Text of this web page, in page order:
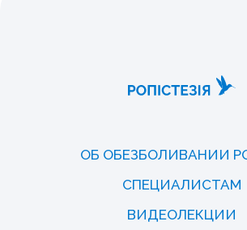
ОБ ОБЕЗБОЛИВАНИИ
СПЕЦИАЛИСТАМ
ВИДЕОЛЕКЦИИ